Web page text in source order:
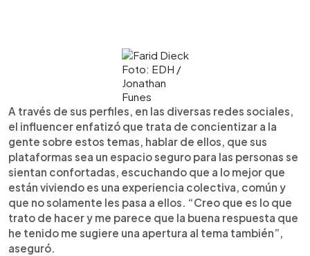
Foto: EDH /
Jonathan
Funes
A través de sus perfiles, en las diversas redes sociales,
el influencer enfatizó que trata de concientizar a la
gente sobre estos temas, hablar de ellos, que sus
plataformas sea un espacio seguro para las personas se
sientan confortadas, escuchando que a lo mejor que
están viviendo es una experiencia colectiva, común y
que no solamente les pasa a ellos. “Creo que es lo que
trato de hacer y me parece que la buena respuesta que
he tenido me sugiere una apertura al tema también”,
aseguró.